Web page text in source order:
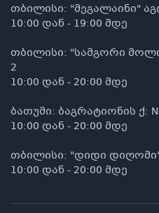
თბილისი: "მეგალაინი"
10:00 დან - 19:00 მდე
თბილისი: "სამგორი
2
10:00 დან - 20:00 მდე
ბათუმი: ბაგრატიონის ქ:
10:00 დან - 20:00 მდე
თბილისი: "დიდი დიღომი"
10:00 დან - 20:00 მდე